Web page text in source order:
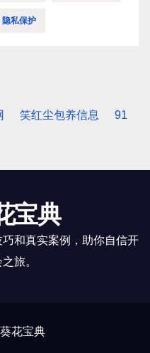
隐私保护
笑红尘包养信息
91
宝典
和真实案例，助你自信开
旅。
花宝典